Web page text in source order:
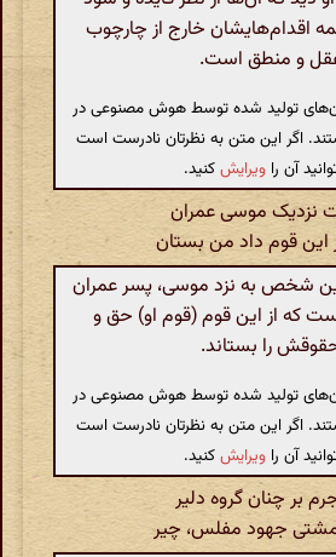
اقدام‌هایشان خارج از چارچوب
و منطق است.
تولید شده توسط هوش مصنوعی در
اگر این متن به نظرتان نادرست است
آن را ویرایشکنید.
نزدیک موسی عمران
این قوم داد من بستان
شخص به نزد موسی، پسر عمران
که از این قوم (قوم او) حق و
را بستاند.
تولید شده توسط هوش مصنوعی در
اگر این متن به نظرتان نادرست است
آن را ویرایشکنید.
بر چنان گروه دلیر
جهود مفلس‌، چیر